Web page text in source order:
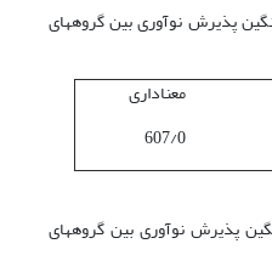
نتایج آزمون مقایسة میانگین پذیرش نوآوری بین گروه‎های
معناداری
607/0
شاخصهای توصیفی میانگین پذیرش نوآوری بین گروه‎های